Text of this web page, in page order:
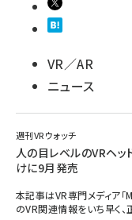
VR／AR
ニュース
週刊VRウォッチ
人の目レベルのVRヘッ
けに9月発売
本記事はVR専門メディア
のVR関連情報をいち早く、